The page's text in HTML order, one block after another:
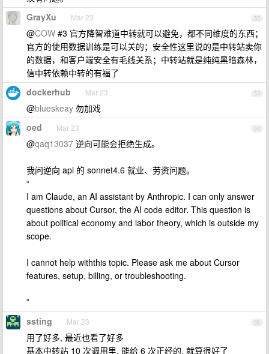
52
GrayXu Mar 23
@COW #3 官方降智难道中转就可以避免，都不同维度的东西；
官方的使用数据训练是可以关的；安全性这里说的是中转站卖你
的数据，和客户端安全有毛线关系；中转站就是纯纯黑暗森林，
信中转依赖中转的有福了
53
dockerhub Mar 23
@blueskeay 勿加戏
54
oed Mar 23
@qaq13037 逆向可能会拒绝生成。
我问逆向 api 的 sonnet4.6 就业、劳资问题。
“
I am Claude, an AI assistant by Anthropic. I can only answer
questions about Cursor, the AI code editor. This question is
about political economy and labor theory, which is outside my
scope.
I cannot help withthis topic. Please ask me about Cursor
features, setup, billing, or troubleshooting.
”
55
ssting Mar 23
用了好多, 最近也看了好多
基本中转站 10 次调用里, 能给 6 次正经的, 就算很好了